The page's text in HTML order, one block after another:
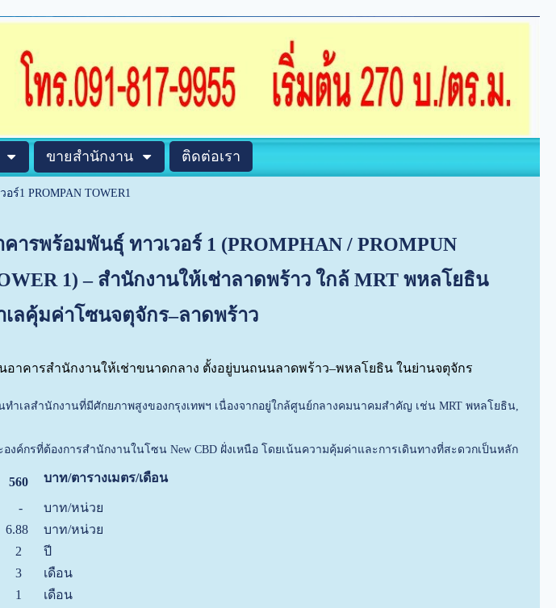
ขายสำนักงาน ติดต่อเรา
ร์1 PROMPAN TOWER1
คารพร้อมพันธ์ุ ทาวเวอร์ 1 (PROMPHAN / PROMPUN
1) – สำนักงานให้เช่าลาดพร้าว ใกล้ MRT พหลโยธิน
เลคุ้มค่าโซนจตุจักร–ลาดพร้าว
นอาคารสำนักงานให้เช่าขนาดกลาง ตั้งอยู่บนถนนลาดพร้าว–พหลโยธิน ในย่านจตุจักร
นทำเลสำนักงานที่มีศักยภาพสูงของกรุงเทพฯ เนื่องจากอยู่ใกล้ศูนย์กลางคมนาคมสำคัญ เช่น MRT พหลโยธิน,
ค์กรที่ต้องการสำนักงานในโซน New CBD ฝั่งเหนือ โดยเน้นความคุ้มค่าและการเดินทางที่สะดวกเป็นหลัก
560 บาท/ตารางเมตร/เดือน
-
บาท/หน่วย
6.88
บาท/หน่วย
2
ปี
3
เดือน
1
เดือน